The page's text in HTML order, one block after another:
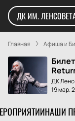
ДК ИМ.
Главная Афиша и
ДК
19 мар.
НАШИ